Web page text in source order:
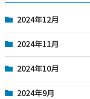
2024年12月
2024年11月
2024年10月
2024年9月